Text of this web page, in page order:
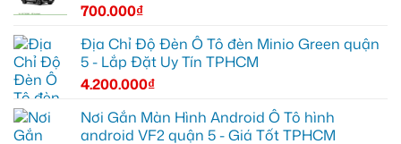
700.000₫
Địa Chỉ Độ Đèn Ô Tô đèn Minio Green quận
5 - Lắp Đặt Uy Tín TPHCM
4.200.000₫
Nơi Gắn Màn Hình Android Ô Tô hình
android VF2 quận 5 - Giá Tốt TPHCM